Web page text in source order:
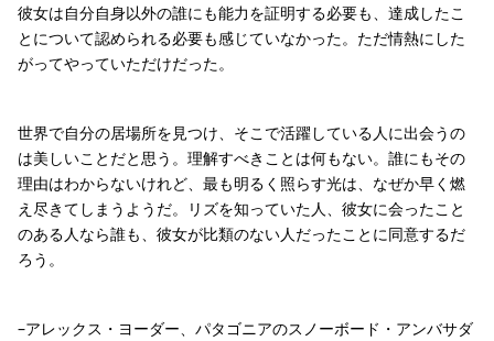
彼女は自分自身以外の誰にも能力を証明する必要も、達成したこ
とについて認められる必要も感じていなかった。ただ情熱にした
がってやっていただけだった。
世界で自分の居場所を見つけ、そこで活躍している人に出会うの
は美しいことだと思う。理解すべきことは何もない。誰にもその
理由はわからないけれど、最も明るく照らす光は、なぜか早く燃
え尽きてしまうようだ。リズを知っていた人、彼女に会ったこと
のある人なら誰も、彼女が比類のない人だったことに同意するだ
ろう。
–アレックス・ヨーダー、パタゴニアのスノーボード・アンバサダ